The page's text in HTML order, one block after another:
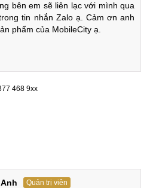
tiết của OnePlus Ace 5 Racing
tầm giá. Mời bạn cùng tham
đúng đắn.
Edition cũ vs Realme Neo7
Edition cũ có giá bằng với
hình của Ace 5 thua Neo7 SE
cũng không đáng kể so với
lại, nó có hiệu năng mạnh mẽ
bên em sẽ liên lạc với mình qua
tin nhắn Zalo ạ. Cảm ơn anh
phẩm của MobileCity ạ.
468 9xx
Quản trị viên